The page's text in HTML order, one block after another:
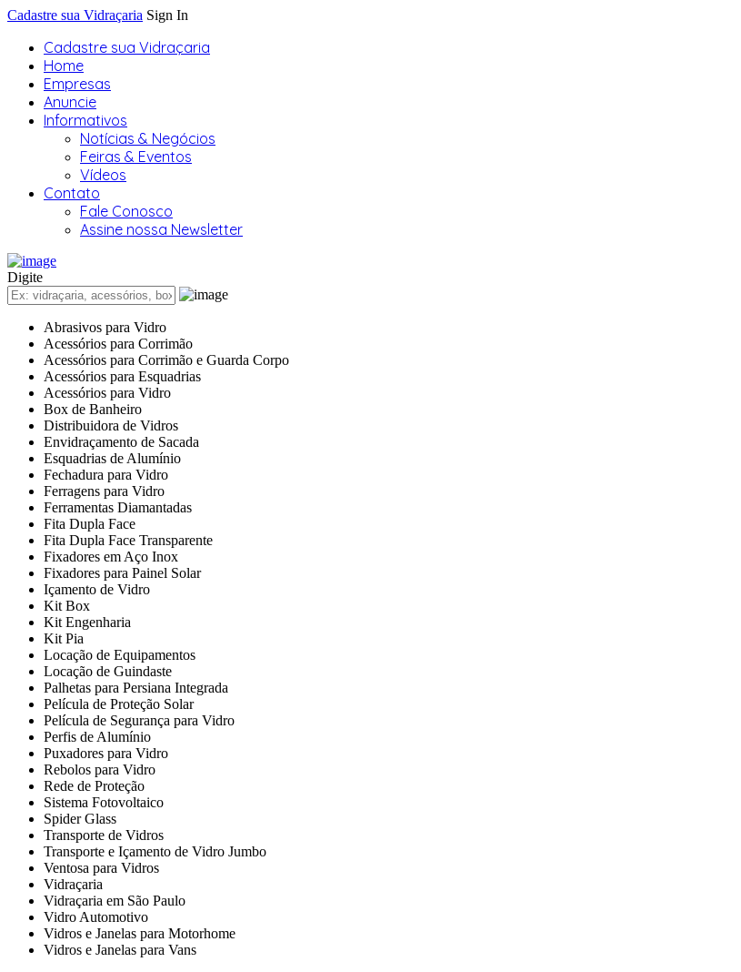
Cadastre sua Vidraçaria Sign In
Cadastre sua Vidraçaria
Home
Empresas
Anuncie
Informativos
Notícias & Negócios
Feiras & Eventos
Vídeos
Contato
Fale Conosco
Assine nossa Newsletter
Digite
Abrasivos para Vidro
Acessórios para Corrimão
Acessórios para Corrimão e Guarda Corpo
Acessórios para Esquadrias
Acessórios para Vidro
Box de Banheiro
Distribuidora de Vidros
Envidraçamento de Sacada
Esquadrias de Alumínio
Fechadura para Vidro
Ferragens para Vidro
Ferramentas Diamantadas
Fita Dupla Face
Fita Dupla Face Transparente
Fixadores em Aço Inox
Fixadores para Painel Solar
Içamento de Vidro
Kit Box
Kit Engenharia
Kit Pia
Locação de Equipamentos
Locação de Guindaste
Palhetas para Persiana Integrada
Película de Proteção Solar
Película de Segurança para Vidro
Perfis de Alumínio
Puxadores para Vidro
Rebolos para Vidro
Rede de Proteção
Sistema Fotovoltaico
Spider Glass
Transporte de Vidros
Transporte e Içamento de Vidro Jumbo
Ventosa para Vidros
Vidraçaria
Vidraçaria em São Paulo
Vidro Automotivo
Vidros e Janelas para Motorhome
Vidros e Janelas para Vans